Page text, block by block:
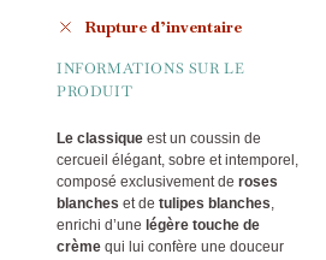
Rupture d’inventaire
INFORMATIONS SUR LE
PRODUIT
Le classique est un coussin de
cercueil élégant, sobre et intemporel,
composé exclusivement de roses
blanches et de tulipes blanches,
enrichi d’une légère touche de
crème qui lui confère une douceur